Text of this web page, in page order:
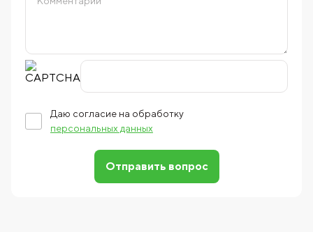
Даю согласие на обработку
персональных данных
Отправить вопрос